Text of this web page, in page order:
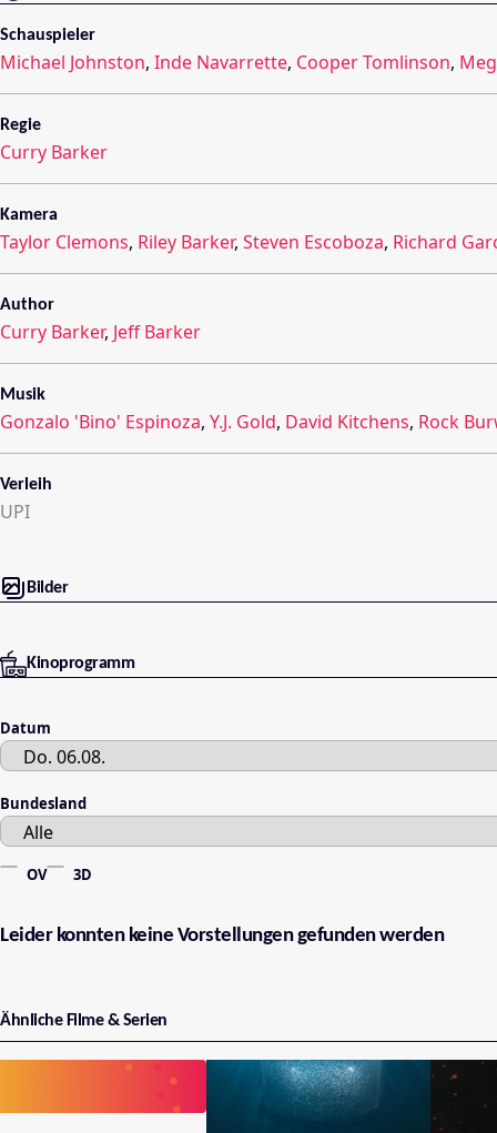
Schauspieler
Michael Johnston, Inde Navarrette, Cooper Tomlinson,
Regie
Curry Barker
Kamera
Taylor Clemons, Riley Barker, Steven Escoboza, Richard
Author
Curry Barker, Jeff Barker
Musik
Gonzalo 'Bino' Espinoza, Y.J. Gold, David Kitchens, Rock
Verleih
UPI
Bilder
Kinoprogramm
Datum
Bundesland
OV 3D
Leider konnten keine Vorstellungen gefunden werden
Ähnliche Filme & Serien